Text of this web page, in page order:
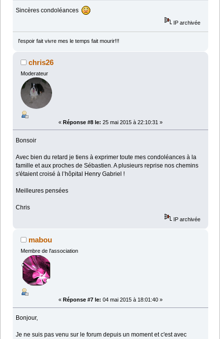
Sincères condoléances
IP archivée
l'espoir fait vivre mes le temps fait mourir!!!
chris26
Moderateur
« Réponse #8 le: 25 mai 2015 à 22:10:31 »
Bonsoir
Avec bien du retard je tiens à exprimer toute mes condoléances à la
famille et aux proches de Sébastien. A plusieurs reprise nos chemins
s'étaient croisé à l’hôpital Henry Gabriel !
Meilleures pensées
Chris
IP archivée
mabou
Membre de l'association
« Réponse #7 le: 04 mai 2015 à 18:01:40 »
Bonjour,
Je ne suis pas venu sur le forum depuis un moment et c'est avec